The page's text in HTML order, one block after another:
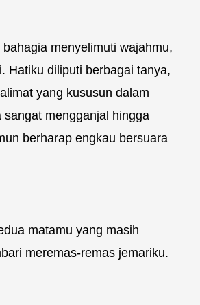
menyelimuti wajahmu,
Hatiku diliputi berbagai tanya,
yang kususun dalam
sangat mengganjal hingga
berharap engkau bersuara
matamu yang masih
meremas-remas jemariku.